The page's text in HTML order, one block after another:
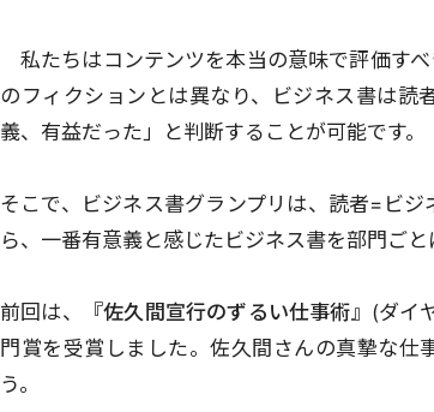
私たちはコンテンツを本当の意味で評価す
のフィクションとは異なり、ビジネス書は読
義、有益だった」と判断することが可能です。
そこで、ビジネス書グランプリは、読者=ビ
ら、一番有意義と感じたビジネス書を部門ごと
前回は、 『佐久間宣行のずるい仕事術』 (ダイ
門賞を受賞しました。佐久間さんの真摯な仕
う。